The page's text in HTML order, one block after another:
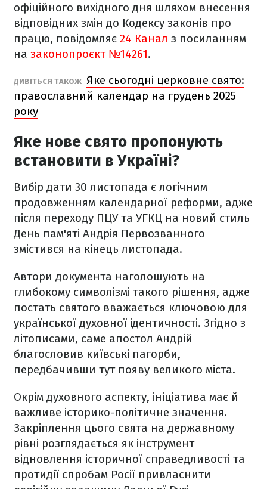
офіційного вихідного дня шляхом внесення
відповідних змін до Кодексу законів про
працю, повідомляє 24 Канал з посиланням
на законопроєкт №14261.
ДИВІТЬСЯ ТАКОЖ Яке сьогодні церковне свято:
православний календар на грудень 2025
року
Яке нове свято пропонують
встановити в Україні?
Вибір дати 30 листопада є логічним
продовженням календарної реформи, адже
після переходу ПЦУ та УГКЦ на новий стиль
День пам'яті Андрія Первозванного
змістився на кінець листопада.
Автори документа наголошують на
глибокому символізмі такого рішення, адже
постать святого вважається ключовою для
української духовної ідентичності. Згідно з
літописами, саме апостол Андрій
благословив київські пагорби,
передбачивши тут появу великого міста.
Окрім духовного аспекту, ініціатива має й
важливе історико-політичне значення.
Закріплення цього свята на державному
рівні розглядається як інструмент
відновлення історичної справедливості та
протидії спробам Росії привласнити